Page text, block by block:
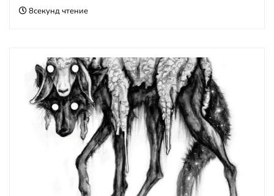
8секунд чтение